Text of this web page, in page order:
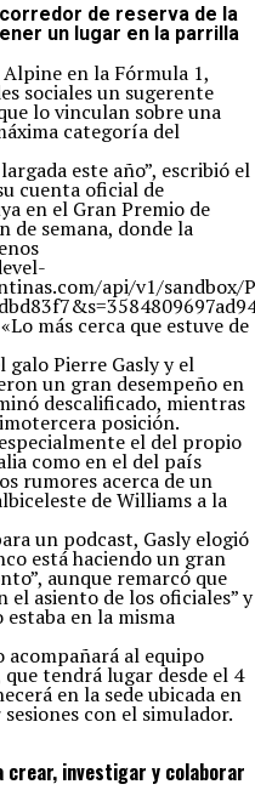
de reserva de la
un lugar en la parrilla
en la Fórmula 1,
sociales un sugerente
lo vinculan sobre una
categoría del
este año”, escribió el
cuenta oficial de
en el Gran Premio de
de semana, donde la
api/v1/sandbox/
más cerca que estuve de
galo Pierre Gasly y el
un gran desempeño en
descalificado, mientras
posición.
el del propio
como en el del país
rumores acerca de un
de Williams a la
un podcast, Gasly elogió
está haciendo un gran
aunque remarcó que
asiento de los oficiales” y
estaba en la misma
al equipo
tendrá lugar desde el 4
en la sede ubicada en
con el simulador.
crear, investigar y colaborar